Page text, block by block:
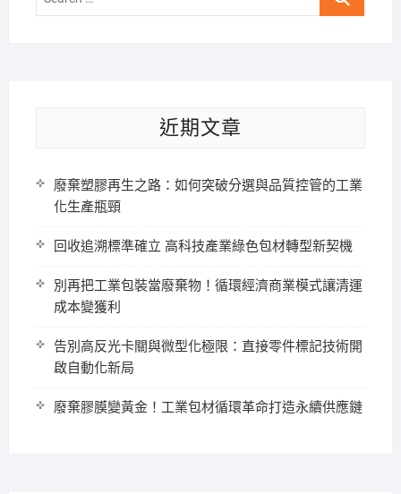
近期文章
廢棄塑膠再生之路：如何突破分選與品質控管的工業
化生產瓶頸
回收追溯標準確立 高科技產業綠色包材轉型新契機
別再把工業包裝當廢棄物！循環經濟商業模式讓清運
成本變獲利
告別高反光卡關與微型化極限：直接零件標記技術開
啟自動化新局
廢棄膠膜變黃金！工業包材循環革命打造永續供應鏈